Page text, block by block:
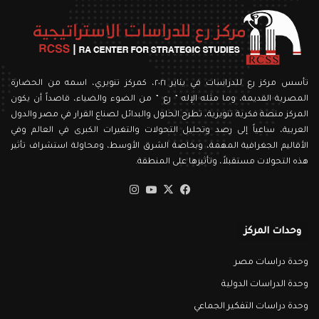
تأسس مركز رع للدراسات في يناير ٢٠٢١، كمركز تنويري، اسمه من الحضارة
المصرية القديمة، وما مثله الإله ” رع ” من الضوء والضياء، قاصداً أن يكون
المركز منصة فكرية تنويرية، تطرح الحلول والبدائل لصناع القرار في مصر والدول
العربية، ساعياً إلى رصد وتحليل التحولات والتغيرات الكبرى في العالم وفي
الأقاليم الجغرافية المهمة، وبخاصة الشرق الأوسط، ومحاولة استشراف تأثير
هذه التحولات مستقبلاً، وتأثيرها على المنطقة.
فيسبوك
‫X
‫YouTube
وحدات المركز
وحدة دراسات مصر
وحدة الدراسات الدولية
وحدة دراسات التفكير الجماعي